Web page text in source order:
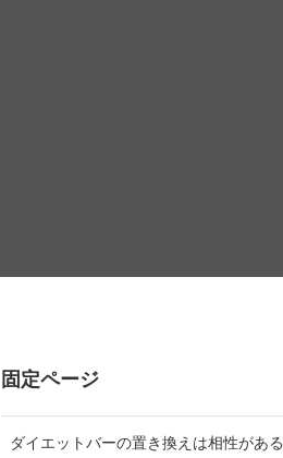
固定ページ
ダイエットバーの置き換えは相性がある